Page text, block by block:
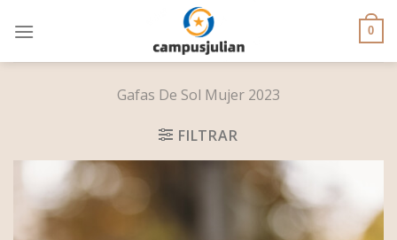
0
Gafas De Sol Mujer 2023
FILTRAR